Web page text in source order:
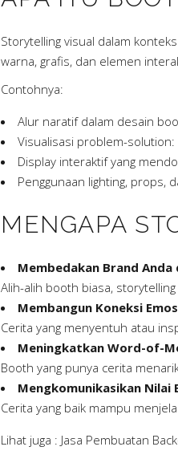
Storytelling visual dalam
warna, grafis, dan elemen
Contohnya:
Alur naratif dalam desain
Visualisasi problem-
Display interaktif yang
Penggunaan lighting, props,
MENGAPA
Membedakan Brand
Alih-alih booth biasa,
Membangun Koneksi
Cerita yang menyentuh atau
Meningkatkan Word-of-
Booth yang punya cerita
Mengkomunikasikan Nilai
Cerita yang baik mampu
Lihat juga : Jasa Pembuatan